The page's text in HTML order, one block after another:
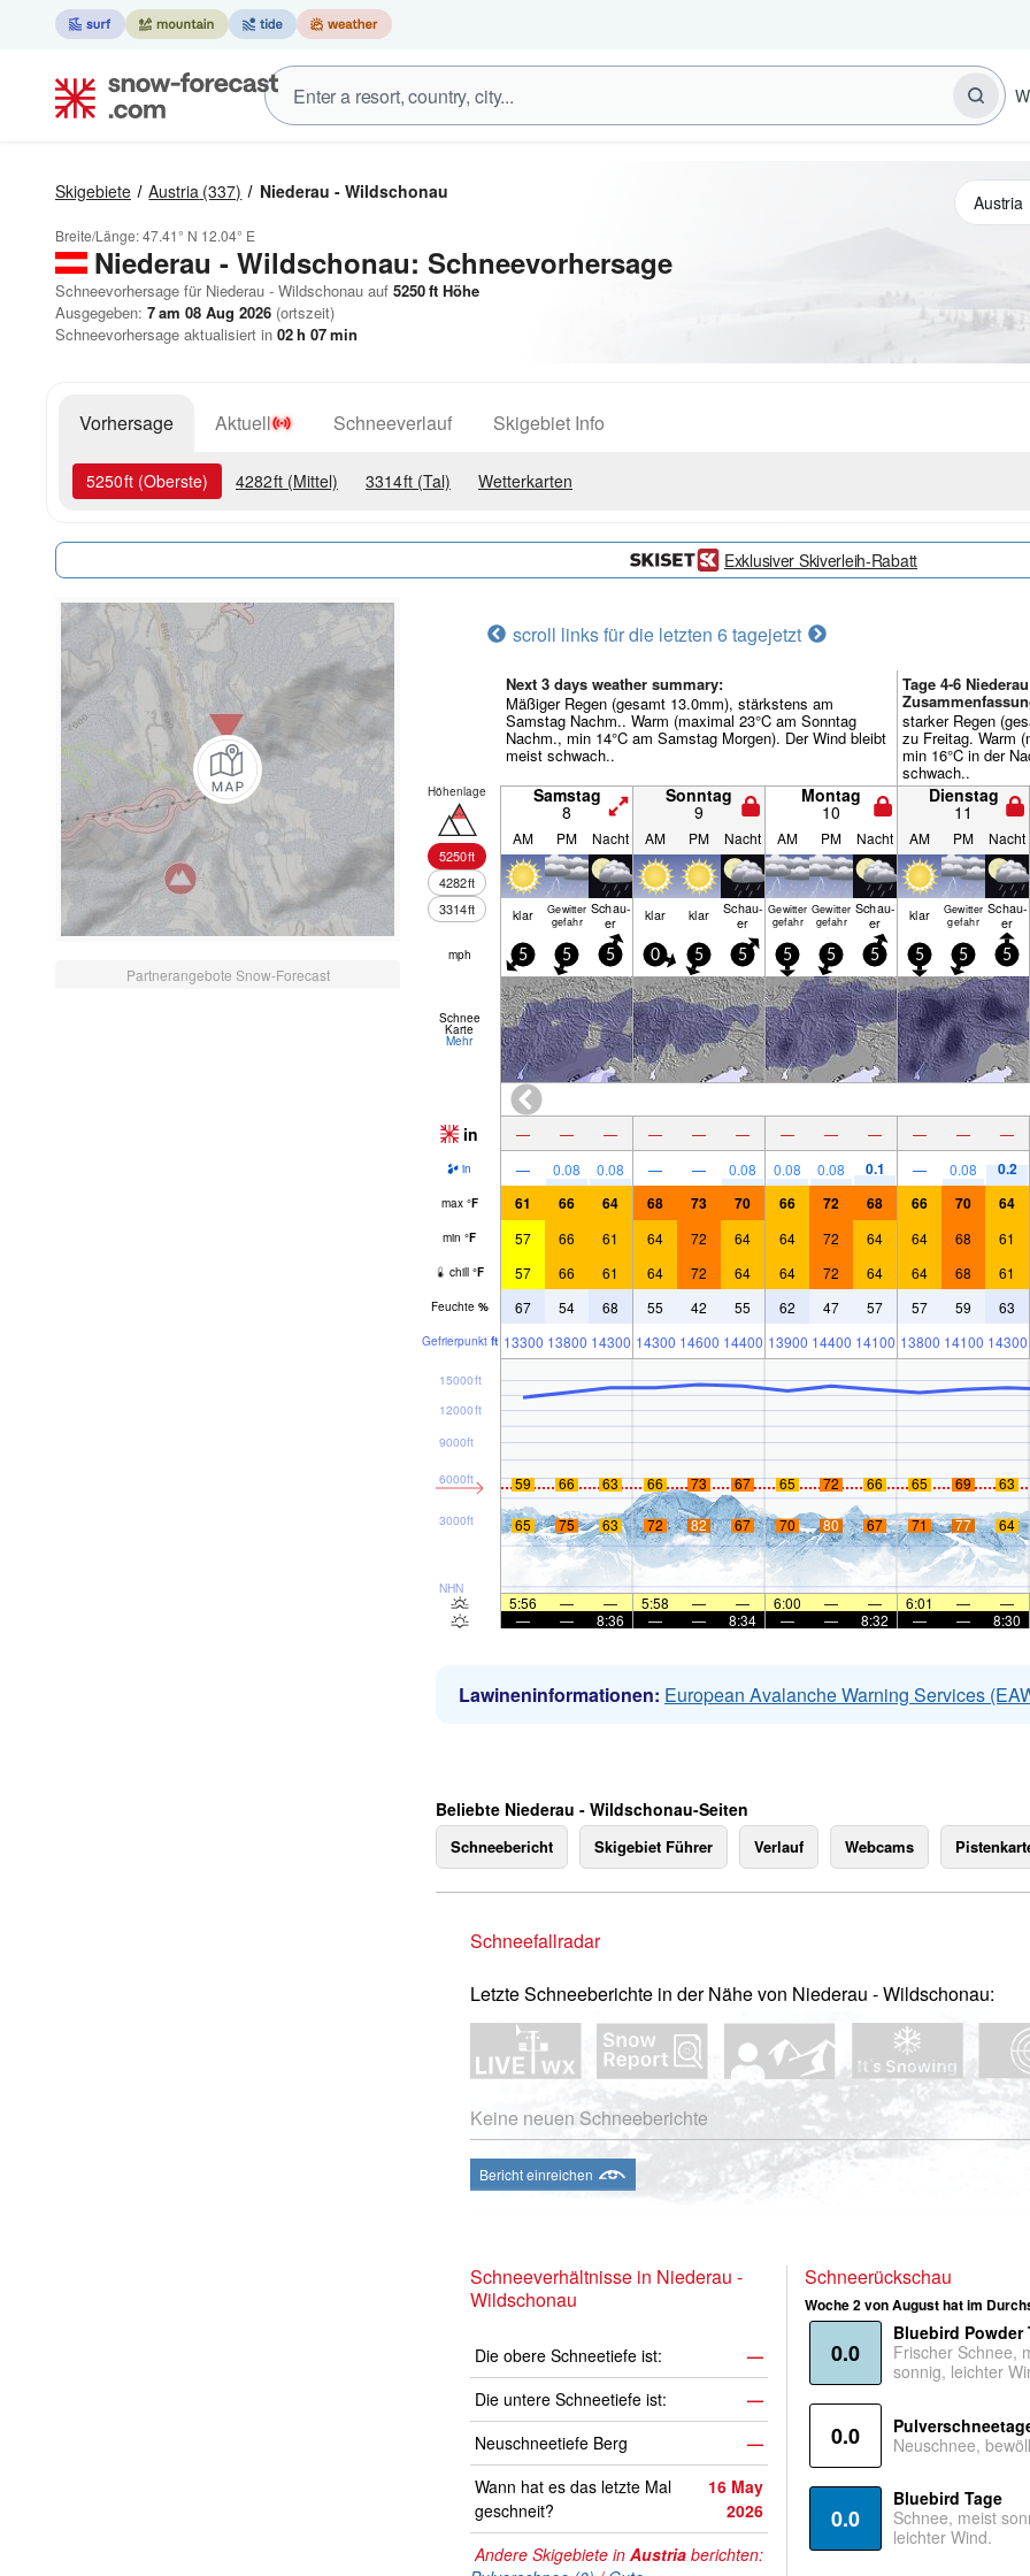
Skigebiete Austria (337) Niederau - Wildschonau
Breite/Länge:47.41° N 12.04° E
Niederau - Wildschonau: Schneevorhersage
Schneevorhersage für Niederau - Wildschonau auf 5250ft Höhe
Ausgegeben: 7 am 08 Aug 2026 (ortszeit)
Schneevorhersage aktualisiert in 02h 07min
Vorhersage Aktuell Schneeverlauf Skigebiet Info
5250ft (Oberste) 4282ft (Mittel) 3314ft (Tal) Wetterkarten
Exklusiver Skiverleih-Rabatt
Partnerangebote Snow-Forecast
scroll links für die letzten 6 tagejetzt
Next 3 days weather summary:
Mäßiger Regen (gesamt 13.0mm), stärkstens am
Samstag Nachm.. Warm (maximal 23°C am Sonntag
Nachm., min 14°C am Samstag Morgen). Der Wind bleibt
meist schwach..
Tage 4-6
starker Regen
zu Freitag. Warm
min 16°C in der
schwach..
Höhenlage
5250ft
4282ft
3314ft
Samstag
8
Sonntag
9
Montag
10
Dienstag
11
AM PM Nacht AM PM Nacht AM PM Nacht AM PM Nacht
klar
Gewitter
gefahr
Schau­
er klar klar Schau­
er
Gewitter
gefahr
Gewitter
gefahr
Schau­
er klar
Gewitter
gefahr
Schau­
er
mph 5 5 5 0 5 5 5 5 5 5 5 5
Schnee
Karte
Mehr
in — — — — — — — — — — — —
in — 0.08 0.08 — — 0.08 0.08 0.08 0.1 — 0.08 0.2
max °F 61 66 64 68 73 70 66 72 68 66 70 64
min °F 57 66 61 64 72 64 64 72 64 64 68 61
chill °F 57 66 61 64 72 64 64 72 64 64 68 61
Feuchte % 67 54 68 55 42 55 62 47 57 57 59 63
Gefrier­punkt ft 13300 13800 14300 14300 14600 14400 13900 14400 14100 13800 14100 14300
NHN
3000ft
6000ft
9000ft
12000ft
15000ft
59 66 63 66 73 67 65 72 66 65 69 63
65 75 63 72 82 67 70 80 67 71 77 64
5:56 — — 5:58 — — 6:00 — — 6:01 — —
—
— 8:36 — — 8:34 — — 8:32 — — 8:30
Lawineninformationen: European Avalanche Warning Services
Beliebte Niederau - Wildschonau-Seiten
Schneebericht Skigebiet Führer Verlauf Webcams
Schneefallradar
Letzte Schneeberichte in der Nähe von Niederau - Wildschonau:
Keine neuen Schneeberichte
Bericht einreichen
Schneeverhältnisse in Niederau -
Wildschonau
Die obere Schneetiefe ist:
—
Die untere Schneetiefe ist:
—
Neuschneetiefe Berg
—
Wann hat es das letzte Mal
geschneit?
16 May
2026
Andere Skigebiete in Austria berichten:
Schneerückschau
Woche 2 von August hat im
0.0
Bluebird Powder
Frischer Schnee,
sonnig, leichter
0.0
Neuschnee,
0.0
Bluebird Tage
Schnee, meist
leichter Wind.